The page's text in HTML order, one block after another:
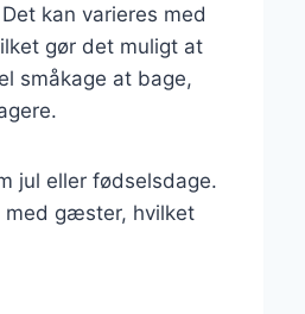
kan varieres med
gør det muligt at
småkage at bage,
jul eller fødselsdage.
med gæster, hvilket